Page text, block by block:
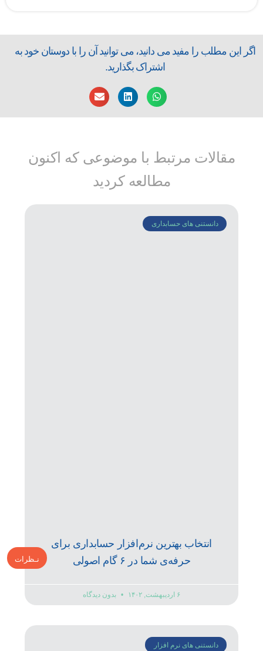
نـظرات
اگر این مطلب را مفید می دانید، می توانید آن را با دوستان خود به
اشتراک بگذارید.
مقالات مرتبط با موضوعی که اکنون
مطالعه کردید
دانستنی های حسابداری
انتخاب بهترین نرم‌افزار حسابداری برای
حرفه‌ی شما در ۶ گام اصولی
۶ اردیبهشت, ۱۴۰۲ بدون دیدگاه
دانستنی های نرم افزار